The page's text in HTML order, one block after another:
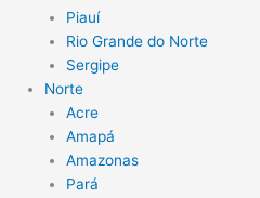
Piauí
Rio Grande do Norte
Sergipe
Norte
Acre
Amapá
Amazonas
Pará